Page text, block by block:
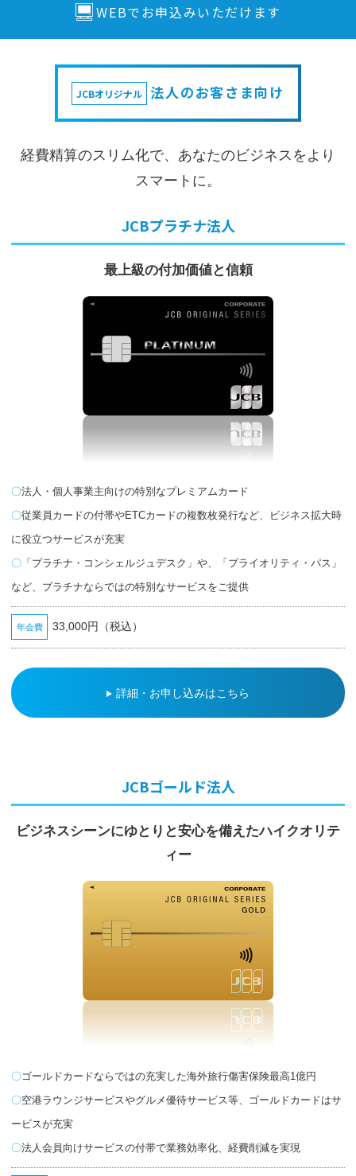
WEBでお申込みいただけます
JCBオリジナル 法人のお客さま向け
経費精算のスリム化で、あなたのビジネスをより
スマートに。
JCBプラチナ法人
最上級の付加価値と信頼
法人・個人事業主向けの特別なプレミアムカード
従業員カードの付帯やETCカードの複数枚発行など、ビジネス拡大時
に役立つサービスが充実
「プラチナ・コンシェルジュデスク」や、「プライオリティ・パス」
など、プラチナならではの特別なサービスをご提供
年会費 33,000円（税込）
詳細・お申し込みはこちら
JCBゴールド法人
ビジネスシーンにゆとりと安心を備えたハイクオリテ
ィー
ゴールドカードならではの充実した海外旅行傷害保険最高1億円
空港ラウンジサービスやグルメ優待サービス等、ゴールドカードはサ
ービスが充実
法人会員向けサービスの付帯で業務効率化、経費削減を実現